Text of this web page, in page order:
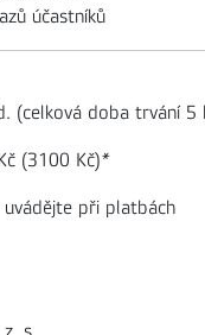
účastníků
(celková doba trvání 5
(3100 Kč)*
při platbách